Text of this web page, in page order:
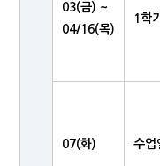
03(금) ~
04/16(목)
1학
07(화) 수업